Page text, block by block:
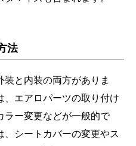
法
装と内装の両方がありま
、エアロパーツの取り付け
ラー変更などが一般的で
シートカバーの変更やス